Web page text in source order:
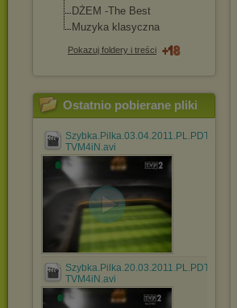
DŻEM -The Best
Muzyka klasyczna
Pokazuj foldery i treści
Ostatnio pobierane pliki
Szybka.Pilka.03.04.2011.PL.PDTV.XviD-
TVM4iN.avi
Szybka.Pilka.20.03.2011.PL.PDTV.XviD-
TVM4iN.avi